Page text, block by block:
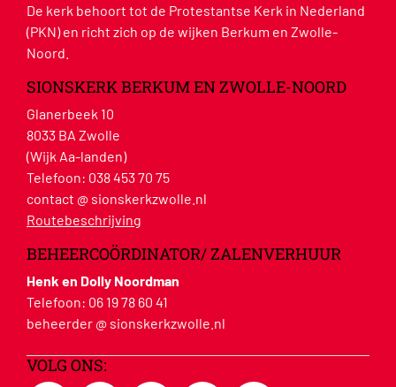
De kerk behoort tot de Protestantse Kerk in Nederland
(PKN) en richt zich op de wijken Berkum en Zwolle-
Noord.
SIONSKERK BERKUM EN ZWOLLE-NOORD
Glanerbeek 10
8033 BA Zwolle
(Wijk Aa-landen)
Telefoon: 038 453 70 75
contact @ sionskerkzwolle.nl
Routebeschrijving
BEHEERCOÖRDINATOR/ ZALENVERHUUR
Henk en Dolly Noordman
Telefoon: 06 19 78 60 41
beheerder @ sionskerkzwolle.nl
VOLG ONS: